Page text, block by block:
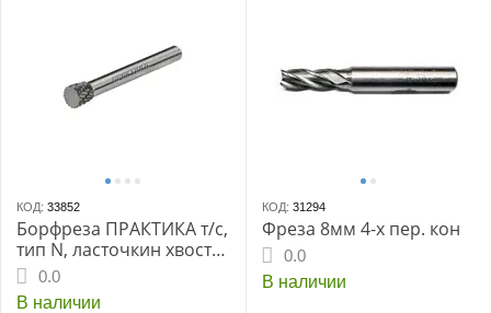
КОД: 33852
Борфреза ПРАКТИКА т/с,
тип N, ласточкин хвост
8х9мм хв.6мм (644-580)
0.0
В наличии
КОД: 31294
Фреза 8мм 4-х пер. кон
0.0
В наличии